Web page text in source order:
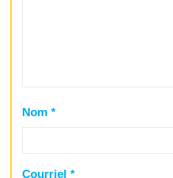
Nom *
Courriel *